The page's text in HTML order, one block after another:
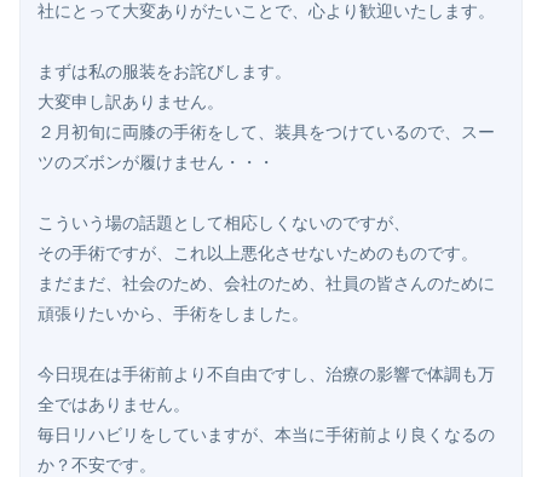
社にとって大変ありがたいことで、心より歓迎いたします。
まずは私の服装をお詫びします。
大変申し訳ありません。
２月初旬に両膝の手術をして、装具をつけているので、スー
ツのズボンが履けません・・・
こういう場の話題として相応しくないのですが、
その手術ですが、これ以上悪化させないためのものです。
まだまだ、社会のため、会社のため、社員の皆さんのために
頑張りたいから、手術をしました。
今日現在は手術前より不自由ですし、治療の影響で体調も万
全ではありません。
毎日リハビリをしていますが、本当に手術前より良くなるの
か？不安です。